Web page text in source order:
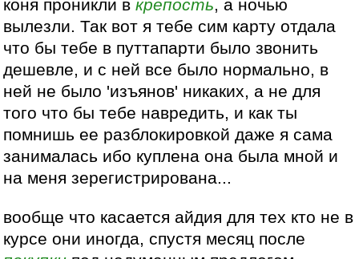
коня проникли вкрепость, а ночью
вылезли. Так вот я тебе сим карту отдала
что бы тебе в путтапарти было звонить
дешевле, и с ней все было нормально, в
ней не было 'изъянов' никаких, а не для
того что бы тебе навредить, и как ты
помнишь ее разблокировкой даже я сама
занималась ибо куплена она была мной и
на меня зерегистрирована...
вообще что касается айдия для тех кто не в
курсе они иногда, спустя месяц после